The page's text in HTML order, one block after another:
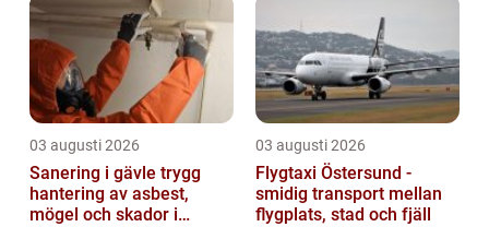
03 augusti 2026
Sanering i gävle trygg
hantering av asbest,
mögel och skador i
03 augusti 2026
Flygtaxi Östersund -
smidig transport mellan
flygplats, stad och fjäll